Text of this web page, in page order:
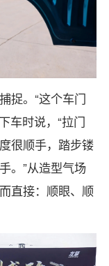
捉。“这个车门
车时说，“拉门
很顺手，踏步镂
。”从造型气场
直接：顺眼、顺